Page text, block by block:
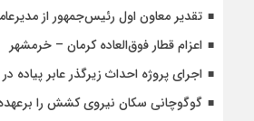
تقدیر معاون اول رئیس‌جمهور از
اعزام قطار فوق‌العاده کرمان – خرمشهر
اجرای پروژه احداث زیرگذر عابر پیاده
گوگوچانی سکان نیروی کشش را